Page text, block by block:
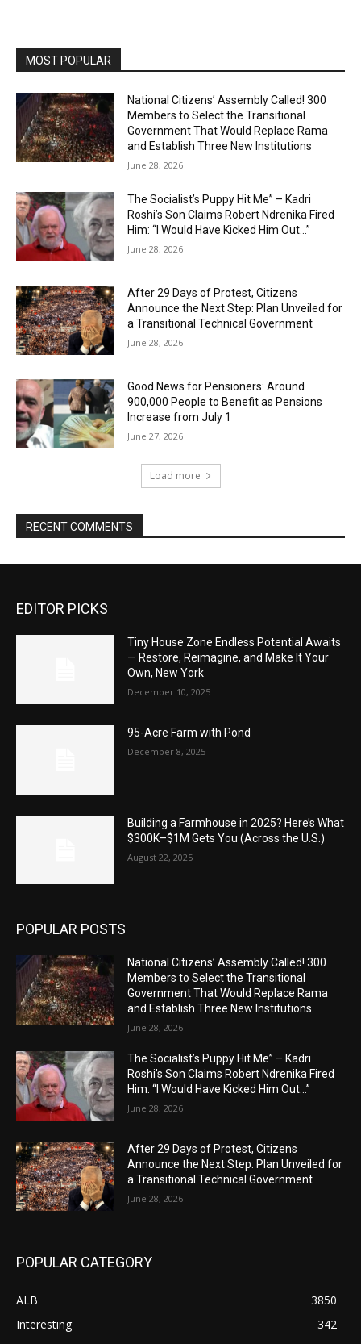
MOST POPULAR
National Citizens’ Assembly Called! 300
Members to Select the Transitional
Government That Would Replace Rama
and Establish Three New Institutions
June 28, 2026
The Socialist’s Puppy Hit Me” – Kadri
Roshi’s Son Claims Robert Ndrenika Fired
Him: “I Would Have Kicked Him Out…”
June 28, 2026
After 29 Days of Protest, Citizens
Announce the Next Step: Plan Unveiled for
a Transitional Technical Government
June 28, 2026
Good News for Pensioners: Around
900,000 People to Benefit as Pensions
Increase from July 1
June 27, 2026
Load more
RECENT COMMENTS
EDITOR PICKS
Tiny House Zone Endless Potential Awaits
— Restore, Reimagine, and Make It Your
Own, New York
December 10, 2025
95-Acre Farm with Pond
December 8, 2025
Building a Farmhouse in 2025? Here’s What
$300K–$1M Gets You (Across the U.S.)
August 22, 2025
POPULAR POSTS
National Citizens’ Assembly Called! 300
Members to Select the Transitional
Government That Would Replace Rama
and Establish Three New Institutions
June 28, 2026
The Socialist’s Puppy Hit Me” – Kadri
Roshi’s Son Claims Robert Ndrenika Fired
Him: “I Would Have Kicked Him Out…”
June 28, 2026
After 29 Days of Protest, Citizens
Announce the Next Step: Plan Unveiled for
a Transitional Technical Government
June 28, 2026
POPULAR CATEGORY
ALB
3850
Interesting
342